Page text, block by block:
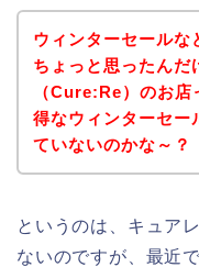
ウィンターセールな
ちょっと思ったんだ
（Cure:Re）のお
得なウィンターセー
ていないのかな～？
というのは、キュア
ないのですが、最近